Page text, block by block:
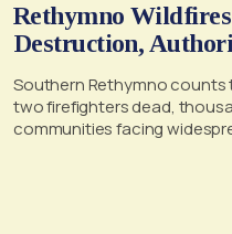
Rethymno
Destruction,
Southern Rethymno
two firefighters dead,
communities facing